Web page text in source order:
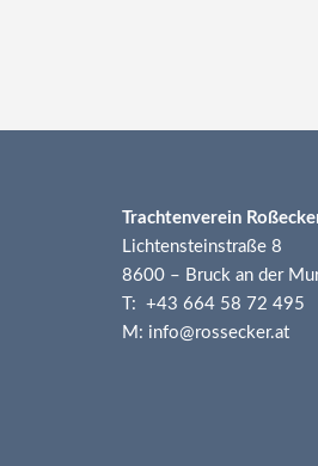
Trachtenverein
Lichtensteinstraße 8
8600 – Bruck an der
T: +43 664 58 72 495
M: info@rossecker.at